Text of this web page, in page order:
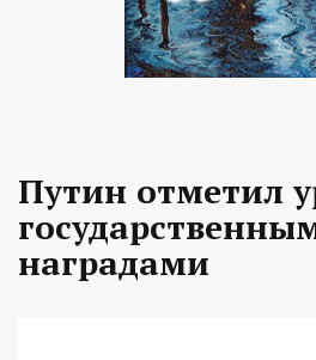
Путин отметил
наградами